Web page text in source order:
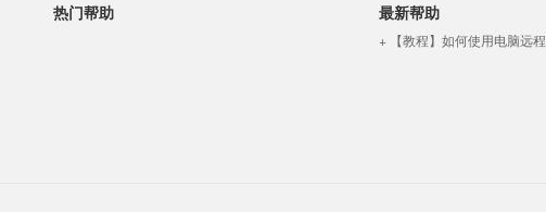
热门帮助 最新帮助
+ 【教程】如何使用电脑远